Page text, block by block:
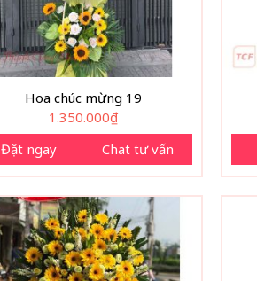
Hoa chúc mừng 19
1.350.000₫
Đặt ngay
Chat tư vấn